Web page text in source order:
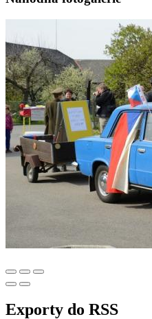
Exporty do RSS